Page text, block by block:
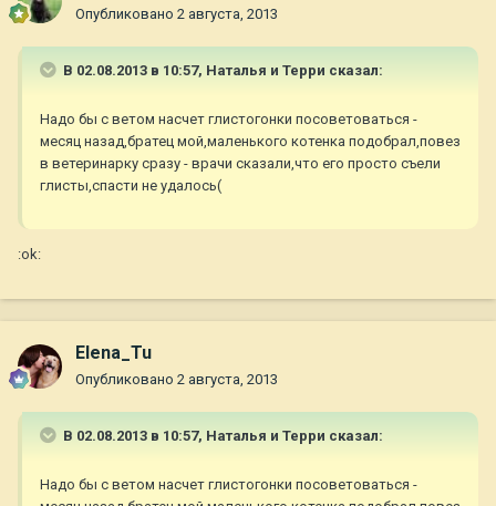
Опубликовано 2 августа, 2013
В 02.08.2013 в 10:57, Наталья и Терри сказал:
Надо бы с ветом насчет глистогонки посоветоваться -
месяц назад,братец мой,маленького котенка подобрал,повез
в ветеринарку сразу - врачи сказали,что его просто съели
глисты,спасти не удалось(
:ok:
Elena_Tu
Опубликовано 2 августа, 2013
В 02.08.2013 в 10:57, Наталья и Терри сказал:
Надо бы с ветом насчет глистогонки посоветоваться -